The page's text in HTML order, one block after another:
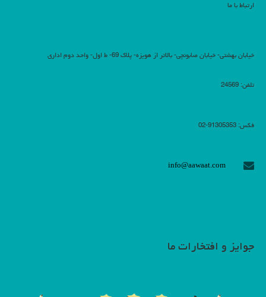
ارتباط با ما
خیابان بهشتی- خیابان صابونچی- بالاتر از هویزه- پلاک 69- ط اول- واحد دوم اداری
تلفن: 24569
فکس: 91305353-02
info@aawaat.com
جوایز و افتخارات ما